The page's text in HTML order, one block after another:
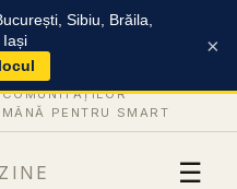
Sibiu, Brăila,
Iași
×
PENTRU SMART
☰